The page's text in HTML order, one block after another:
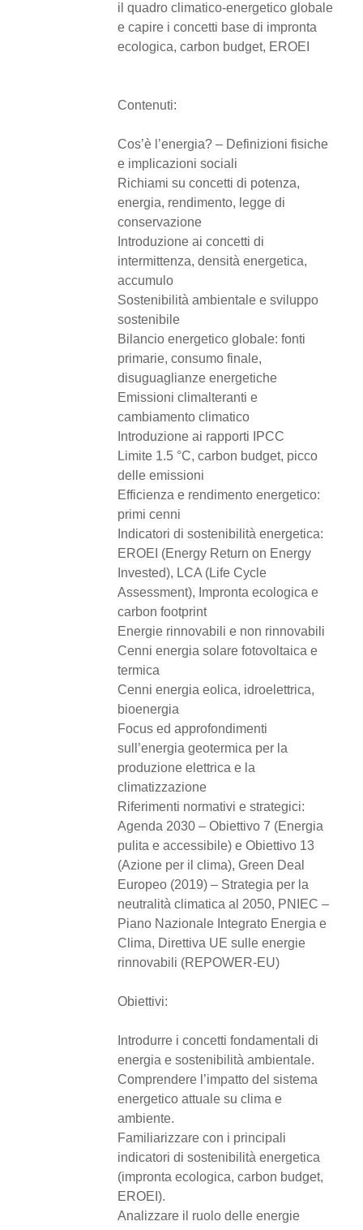
il quadro climatico-energetico globale
e capire i concetti base di impronta
ecologica, carbon budget, EROEI
Contenuti:
Cos’è l’energia? – Definizioni fisiche
e implicazioni sociali
Richiami su concetti di potenza,
energia, rendimento, legge di
conservazione
Introduzione ai concetti di
intermittenza, densità energetica,
accumulo
Sostenibilità ambientale e sviluppo
sostenibile
Bilancio energetico globale: fonti
primarie, consumo finale,
disuguaglianze energetiche
Emissioni climalteranti e
cambiamento climatico
Introduzione ai rapporti IPCC
Limite 1.5 °C, carbon budget, picco
delle emissioni
Efficienza e rendimento energetico:
primi cenni
Indicatori di sostenibilità energetica:
EROEI (Energy Return on Energy
Invested), LCA (Life Cycle
Assessment), Impronta ecologica e
carbon footprint
Energie rinnovabili e non rinnovabili
Cenni energia solare fotovoltaica e
termica
Cenni energia eolica, idroelettrica,
bioenergia
Focus ed approfondimenti
sull’energia geotermica per la
produzione elettrica e la
climatizzazione
Riferimenti normativi e strategici:
Agenda 2030 – Obiettivo 7 (Energia
pulita e accessibile) e Obiettivo 13
(Azione per il clima), Green Deal
Europeo (2019) – Strategia per la
neutralità climatica al 2050, PNIEC –
Piano Nazionale Integrato Energia e
Clima, Direttiva UE sulle energie
rinnovabili (REPOWER-EU)
Obiettivi:
Introdurre i concetti fondamentali di
energia e sostenibilità ambientale.
Comprendere l’impatto del sistema
energetico attuale su clima e
ambiente.
Familiarizzare con i principali
indicatori di sostenibilità energetica
(impronta ecologica, carbon budget,
EROEI).
Analizzare il ruolo delle energie